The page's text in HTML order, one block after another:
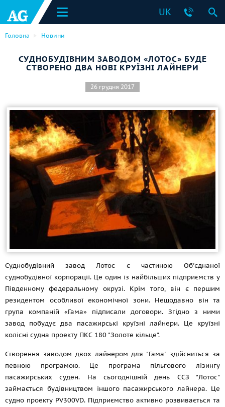
UK
Головна Новини
СУДНОБУДІВНИМ ЗАВОДОМ «ЛОТОС» БУДЕ
СТВОРЕНО ДВА НОВІ КРУЇЗНІ ЛАЙНЕРИ
26 грудня 2017
Суднобудівний завод Лотос є частиною Об'єднаної
суднобудівної корпорації. Це один із найбільших підприємств у
Південному федеральному окрузі. Крім того, він є першим
резидентом особливої економічної зони. Нещодавно він та
група компаній «Гама» підписали договори. Згідно з ними
завод побудує два пасажирські круїзні лайнери. Це круїзні
колісні судна проекту ПКС 180 "Золоте кільце".
Створення заводом двох лайнером для "Гама" здійсниться за
певною програмою. Це програма пільгового лізингу
пасажирських суден. На сьогоднішній день ССЗ "Лотос"
займається будівництвом іншого пасажирського лайнера. Це
судно проекту PV300VD. Підприємство активно розвивається та